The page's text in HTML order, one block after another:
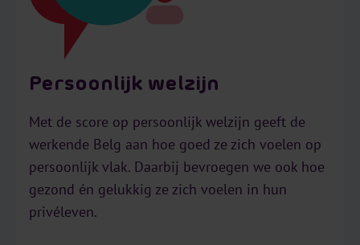
Persoonlijk welzijn
Met de score op persoonlijk welzijn geeft de
werkende Belg aan hoe goed ze zich voelen op
persoonlijk vlak. Daarbij bevroegen we ook hoe
gezond én gelukkig ze zich voelen in hun
privéleven. ㅤㅤㅤㅤㅤ ㅤㅤㅤㅤㅤ ㅤㅤㅤㅤㅤ ㅤㅤㅤㅤㅤ ㅤㅤㅤㅤㅤ ㅤㅤㅤㅤㅤ ㅤㅤㅤㅤㅤ ㅤㅤㅤㅤㅤ